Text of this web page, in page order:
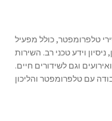
טלפרומפטר, כולל מפעיל
וידע טכני רב. השירות
וגם לשידורים חיים.
עם טלפרומפטר והליכון